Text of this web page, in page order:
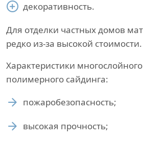
декоративность.
Для отделки частных домов
редко из-за высокой стоимости.
Характеристики
полимерного сайдинга:
пожаробезопасность;
высокая прочность;